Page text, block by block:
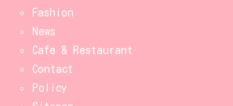
Fashion
News
Cafe & Restaurant
Contact
Policy